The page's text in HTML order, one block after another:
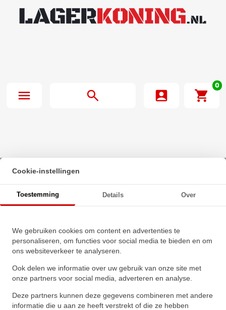
0
Beginpagina· SWR V-Snaar Z31
Cookie-instellingen
Toestemming Details Over
We gebruiken cookies om content en advertenties te
personaliseren, om functies voor social media te bieden en om
ons websiteverkeer te analyseren.
Ook delen we informatie over uw gebruik van onze site met
onze partners voor social media, adverteren en analyse.
Deze partners kunnen deze gegevens combineren met andere
informatie die u aan ze heeft verstrekt of die ze hebben
★★★★★
★★★★★
Schrijf een review!